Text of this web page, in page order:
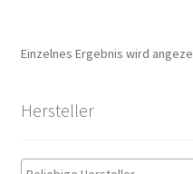
Einzelnes Ergebnis wird
Hersteller